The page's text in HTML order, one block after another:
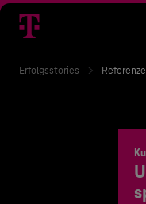
Erfolgsstories